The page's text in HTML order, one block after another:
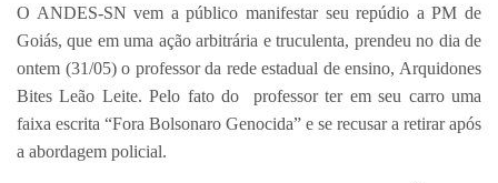
O ANDES-SN vem a público manifestar seu repúdio a PM de
Goiás, que em uma ação arbitrária e truculenta, prendeu no dia de
ontem (31/05) o professor da rede estadual de ensino, Arquidones
Bites Leão Leite. Pelo fato do professor ter em seu carro uma
faixa escrita “Fora Bolsonaro Genocida” e se recusar a retirar após
a abordagem policial.